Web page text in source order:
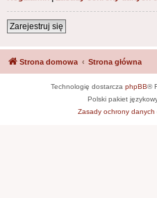
Zarejestruj się
Strona domowa Strona główna
Technologię dostarcza phpBB®
Polski pakiet
Zasady ochrony danych